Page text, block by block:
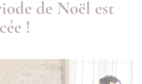
de Noël est
!